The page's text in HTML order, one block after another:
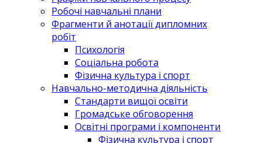
Робочі навчальні плани
Фрагменти й анотації дипломних
робіт
Психологія
Соціальна робота
Фізична культура і спорт
Навчально-методична діяльність
Стандарти вищої освіти
Громадське обговорення
Освітні програми і компоненти
Фізична культура і спорт